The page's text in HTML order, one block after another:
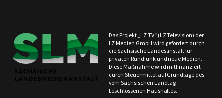
Das Projekt „LZ TV“ (LZ Television) der
LZ Medien GmbH wird gefördert durch
die Sächsische Landesanstalt für
privaten Rundfunk und neue Medien.
Diese Maßnahme wird mitfinanziert
durch Steuermittel auf Grundlage des
vom Sächsischen Landtag
beschlossenen Haushaltes.